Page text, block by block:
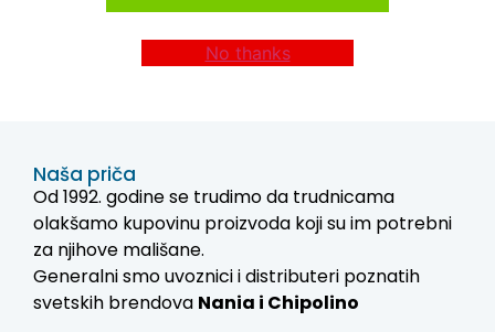
No thanks
Naša priča
Od 1992. godine se trudimo da trudnicama
olakšamo kupovinu proizvoda koji su im potrebni
za njihove mališane.
Generalni smo uvoznici i distributeri poznatih
svetskih brendova Nania i Chipolino